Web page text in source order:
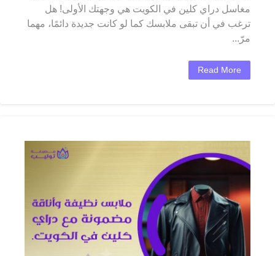
مغاسل دراي كلين في الكويت هي وجهتك الأولى! هل
ترغب في أن تبقى ملابسك كما لو كانت جديدة دائمًا، مهما
مرّ...
Read More